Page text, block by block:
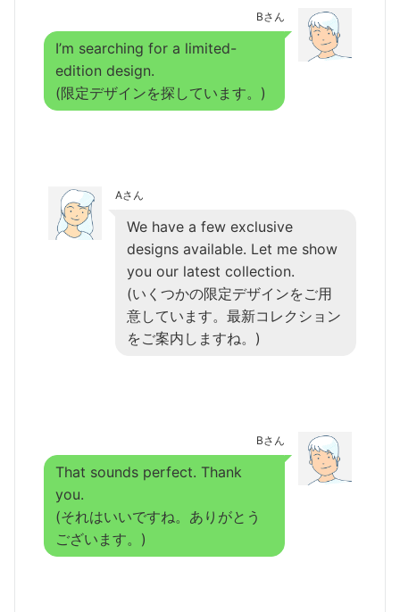
Bさん
I’m searching for a limited-
edition design.
(限定デザインを探しています。)
Aさん
We have a few exclusive
designs available. Let me show
you our latest collection.
(いくつかの限定デザインをご用
意しています。最新コレクション
をご案内しますね。)
Bさん
That sounds perfect. Thank
you.
(それはいいですね。ありがとう
ございます。)